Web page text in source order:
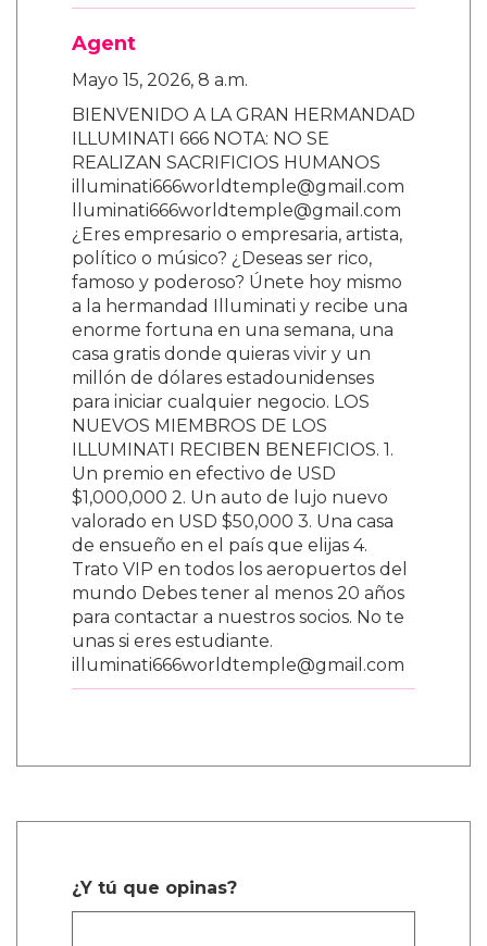
Agent
Mayo 15, 2026, 8 a.m.
BIENVENIDO A LA GRAN HERMANDAD
ILLUMINATI 666 NOTA: NO SE
REALIZAN SACRIFICIOS HUMANOS
illuminati666worldtemple@gmail.com
lluminati666worldtemple@gmail.com
¿Eres empresario o empresaria, artista,
político o músico? ¿Deseas ser rico,
famoso y poderoso? Únete hoy mismo
a la hermandad Illuminati y recibe una
enorme fortuna en una semana, una
casa gratis donde quieras vivir y un
millón de dólares estadounidenses
para iniciar cualquier negocio. LOS
NUEVOS MIEMBROS DE LOS
ILLUMINATI RECIBEN BENEFICIOS. 1.
Un premio en efectivo de USD
$1,000,000 2. Un auto de lujo nuevo
valorado en USD $50,000 3. Una casa
de ensueño en el país que elijas 4.
Trato VIP en todos los aeropuertos del
mundo Debes tener al menos 20 años
para contactar a nuestros socios. No te
unas si eres estudiante.
illuminati666worldtemple@gmail.com
¿Y tú que opinas?